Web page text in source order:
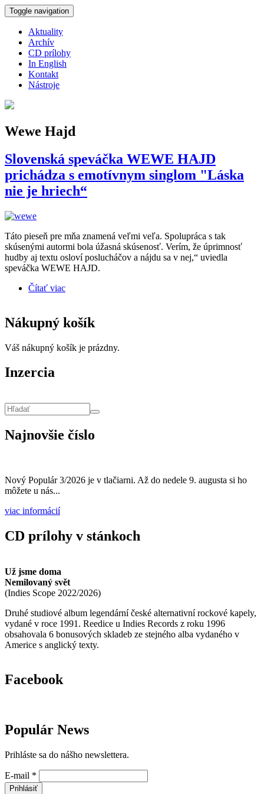
Skočiť na hlavný obsah
Toggle navigation
Aktuality
Archív
CD prílohy
In English
Kontakt
Nástroje
Wewe Hajd
Slovenská speváčka WEWE HAJD
prichádza s emotívnym singlom "Láska
nie je hriech“
Táto pieseň pre mňa znamená veľmi veľa. Spolupráca s tak
skúsenými autormi bola úžasná skúsenosť. Verím, že úprimnosť
hudby aj textu osloví poslucháčov a nájdu sa v nej,“ uviedla
speváčka WEWE HAJD.
Čítať viac
Nákupný košík
Váš nákupný košík je prázdny.
Inzercia
Najnovšie číslo
Nový Populár 3/2026 je v tlačiarni. Až do nedele 9. augusta si ho
môžete u nás...
viac informácií
CD prílohy v stánkoch
Už jsme doma
Nemilovaný svět
(Indies Scope 2022/2026)
Druhé studiové album legendární české alternativní rockové kapely,
vydané v roce 1991. Reedice u Indies Records z roku 1996
obsahovala 6 bonusových skladeb ze stejného alba vydaného v
Americe s anglický texty.
Facebook
Populár News
Prihláste sa do nášho newslettera.
E-mail *
Prihlásiť